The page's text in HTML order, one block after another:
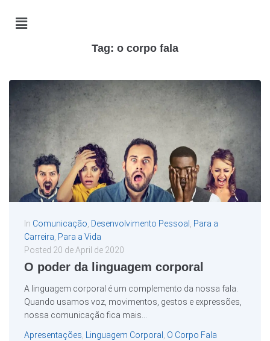
Tag: o corpo fala
In Comunicação, Desenvolvimento Pessoal , Para a
Carreira, Para a Vida
Posted 20 de April de 2020
O poder da linguagem corporal
A linguagem corporal é um complemento da nossa fala.
Quando usamos voz, movimentos, gestos e expressões,
nossa comunicação fica mais...
Apresentações, Linguagem Corporal , O Corpo Fala